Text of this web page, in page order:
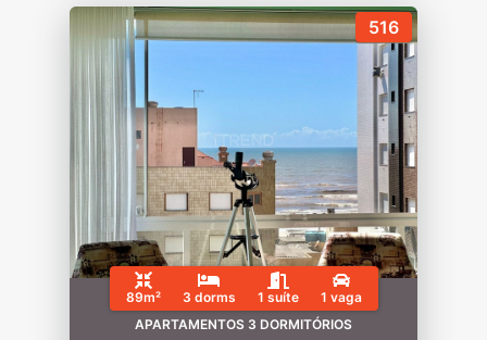
516
89m² 3 dorms 1 suíte
1 vaga
APARTAMENTOS 3 DORMITÓRIOS